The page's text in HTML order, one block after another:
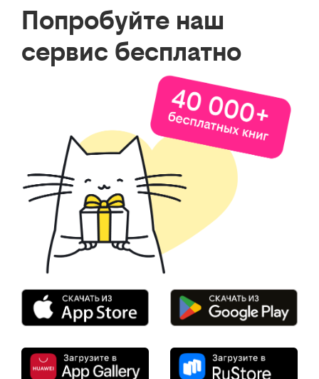
Попробуйте наш
сервис бесплатно